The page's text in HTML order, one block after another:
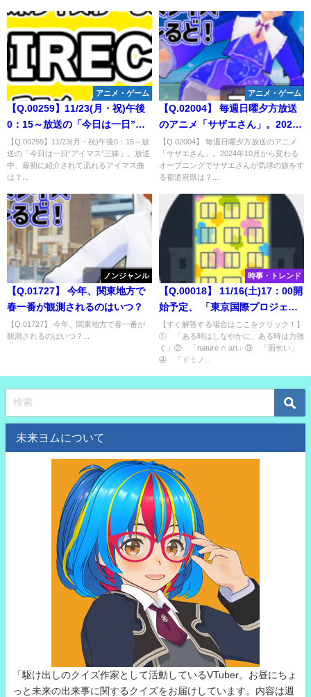
アニメ・ゲーム
【Q.00259】11/23(月・祝)午後
0：15～放送の「今日は一日”ア
イマス”三昧」。放送中、最初に
紹介されて流れるアイマス曲
は？
【Q.00259】11/23(月・祝)午後0：15～放
送の「今日は一日”アイマス”三昧」。放送
中、最初に紹介されて流れるアイマス曲
は？...
アニメ・ゲーム
【Q.02004】 毎週日曜夕方放送
のアニメ「サザエさん」。2024
年10月から変わるオープニング
でサザエさんが気球の旅をする
都道府県は？
【Q.02004】 毎週日曜夕方放送のアニメ
「サザエさん」。2024年10月から変わる
オープニングでサザエさんが気球の旅をす
る都道府県は？...
ノンジャンル
【Q.01727】 今年、関東地方で
春一番が観測されるのはいつ？
【Q.01727】 今年、関東地方で春一番が
観測されるのはいつ？...
時事・トレンド
【Q.00018】 11/16(土)17：00開
始予定、 「東京国際プロジェク
ションマッピングアワード
Vol.4」 最優秀賞に選ばれる作品
は？
【すぐ解答する場合はここをクリック！】
① 「ある時はしなやかに、ある時は力強
く」② 「nature ∩ art」③ 「雨乞い」
④ 「ドミノ...
未来ヨムについて
「駆け出しのクイズ作家として活動しているVTuber。お昼にちょ
っと未来の出来事に関するクイズをお届けしています。内容は週